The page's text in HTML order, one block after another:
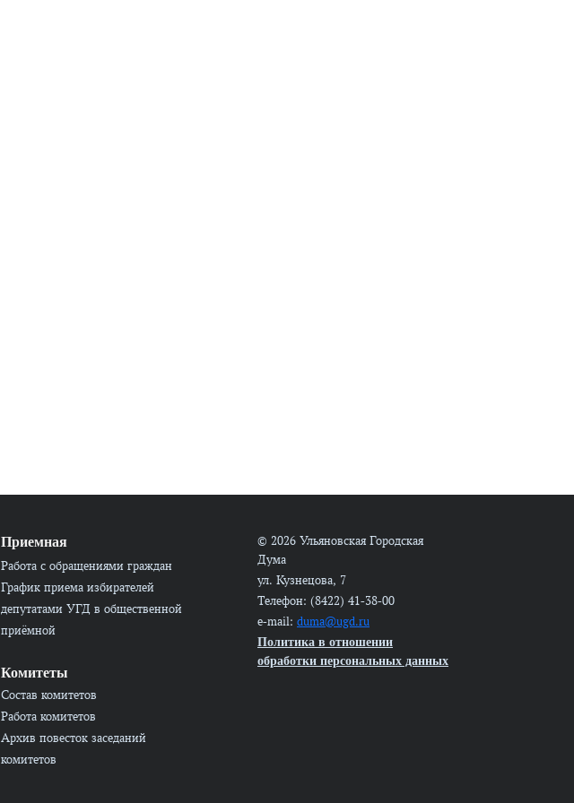
Приемная
Работа с обращениями граждан
График приема избирателей
депутатами УГД в общественной
приёмной
Комитеты
Состав комитетов
Работа комитетов
Архив повесток заседаний
комитетов
© 2026 Ульяновская Городская
Дума
ул. Кузнецова, 7
Телефон: (8422) 41-38-00
e-mail: duma@ugd.ru
Политика в отношении
обработки персональных данных